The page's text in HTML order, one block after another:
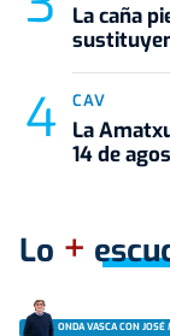
La caña
CAV
La
14 de
Lo +
ONDA VASCA CON JOSÉ